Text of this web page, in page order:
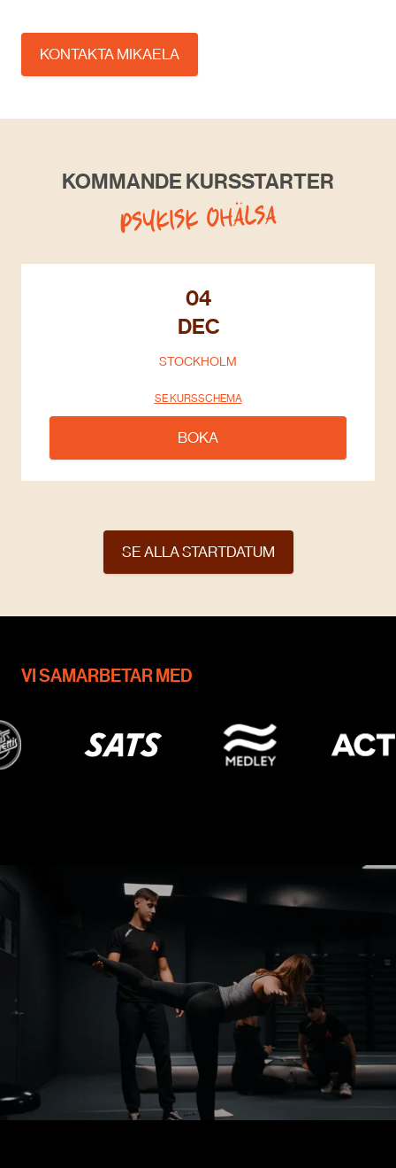
KONTAKTA MIKAELA
KOMMANDE KURSSTARTER
PSYKISK OHÄLSA
04
DEC
STOCKHOLM
SE KURSSCHEMA
BOKA
SE ALLA STARTDATUM
VI SAMARBETAR MED